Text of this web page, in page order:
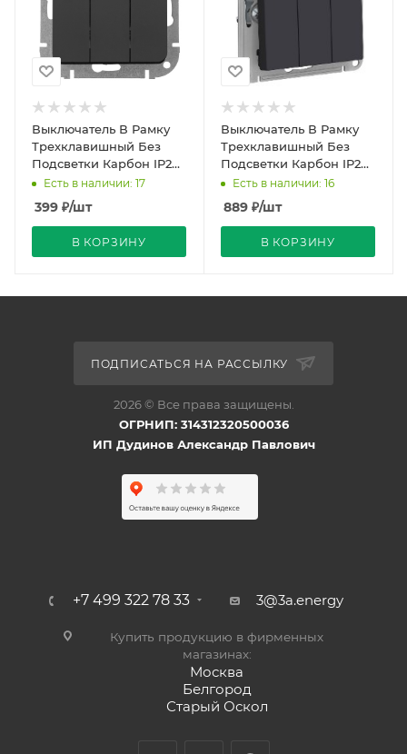
Выключатель В Рамку
Трехклавишный Без
Подсветки Карбон IP20
10А 250В ASTRUM
Bylectrica
Есть в наличии: 17
399 ₽/шт
В КОРЗИНУ
Выключатель В Рамку
Трехклавишный Без
Подсветки Карбон IP20
10А 250В ATLASDESIGN
Есть в наличии: 16
889 ₽/шт
В КОРЗИНУ
ПОДПИСАТЬСЯ НА РАССЫЛКУ
2026 © Все права защищены.
ОГРНИП: 314312320500036
ИП Дудинов Александр Павлович
+7 499 322 78 33 3@3a.energy
Купить продукцию в фирменных
магазинах:
Москва
Белгород
Старый Оскол